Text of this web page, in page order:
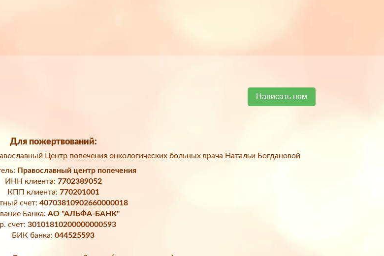
Написать нам
Для пожертвований:
Центр попечения онкологических больных врача Натальи Богдановой
Православный центр попечения
ИНН клиента: 7702389052
КПП клиента: 770201001
счет: 40703810902660000018
Банка: АО "АЛЬФА-БАНК"
счет: 30101810200000000593
БИК банка: 044525593